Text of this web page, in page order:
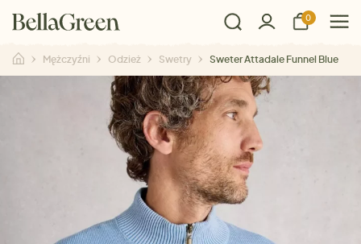
0
Mężczyźni Odzież Swetry Sweter Attadale Funnel Blue